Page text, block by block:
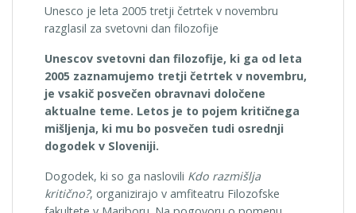
Unesco je leta 2005 tretji četrtek v novembru
razglasil za svetovni dan filozofije
Unescov svetovni dan filozofije, ki ga od leta
2005 zaznamujemo tretji četrtek v novembru,
je vsakič posvečen obravnavi določene
aktualne teme. Letos je to pojem kritičnega
mišljenja, ki mu bo posvečen tudi osrednji
dogodek v Sloveniji.
Dogodek, ki so ga naslovili Kdo razmišlja
kritično?, organizirajo v amfiteatru Filozofske